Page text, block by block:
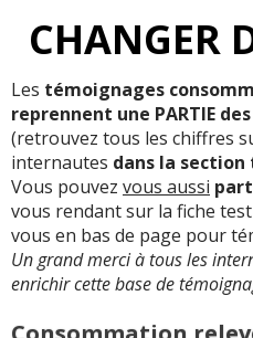
CHANGER
Les témoignages
reprennent une PARTIE
(retrouvez tous les chiffres
internautes dans la section
Vous pouvez vous aussi
vous rendant sur la fiche
vous en bas de page pour
Un grand merci à tous les
enrichir cette base de